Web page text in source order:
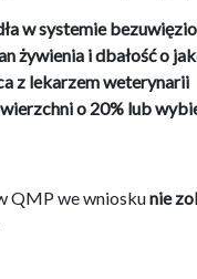
w systemie
żywienia i dbałość o
z lekarzem weterynarii
o 20% lub
QMP we wnioskunie